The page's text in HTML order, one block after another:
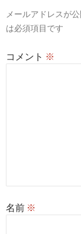
メールアドレスが
は必須項目です
コメント ※
名前 ※